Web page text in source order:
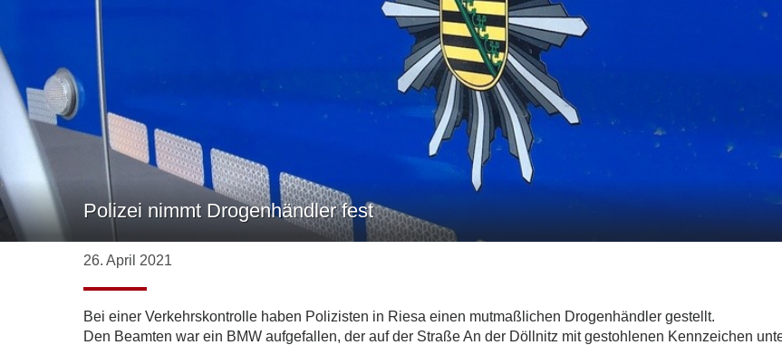
Polizei nimmt Drogenhändler fest
26. April 2021
Bei einer Verkehrskontrolle haben Polizisten in Riesa einen mutmaßlichen Drogenhändler gestellt.
Den Beamten war ein BMW aufgefallen, der auf der Straße An der Döllnitz mit gestohlenen Kennzeichen